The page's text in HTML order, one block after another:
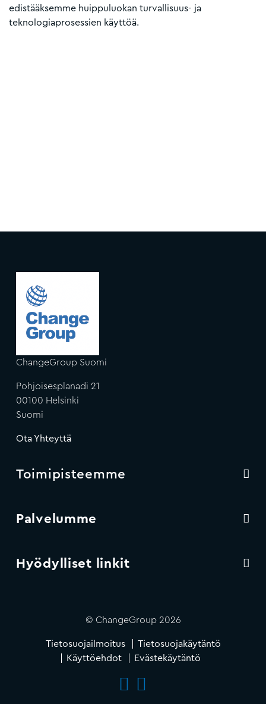
edistääksemme huippuluokan turvallisuus- ja
teknologiaprosessien käyttöä.
ChangeGroup Suomi
Pohjoisesplanadi 21
00100 Helsinki
Suomi
Ota Yhteyttä
Toimipisteemme
Palvelumme
Hyödylliset linkit
© ChangeGroup 2026
Tietosuojailmoitus
Tietosuojakäytäntö
Käyttöehdot
Evästekäytäntö